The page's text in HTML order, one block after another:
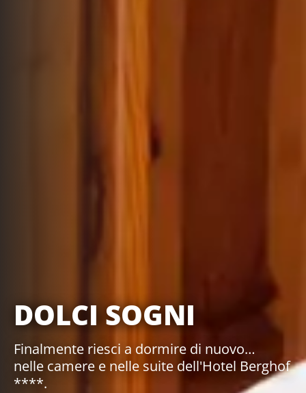
DOLCI SOGNI
Finalmente riesci a dormire di nuovo…
nelle camere e nelle suite dell'Hotel Berghof
****.